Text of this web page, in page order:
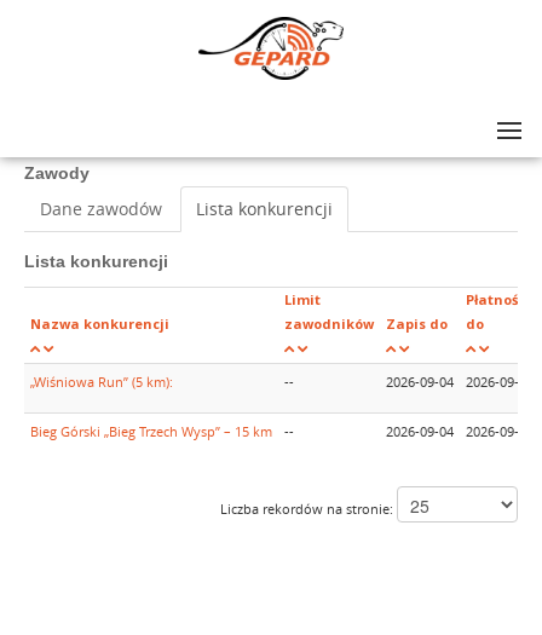
Zawody
Dane zawodów Lista konkurencji
Lista konkurencji
Nazwa konkurencji
Limit
zawodników
Zapis do
Płatność
do
„Wiśniowa Run” (5 km): -- 2026-09-04 2026-09-04
Bieg Górski „Bieg Trzech Wysp” – 15 km -- 2026-09-04 2026-09-04
Liczba rekordów na stronie: